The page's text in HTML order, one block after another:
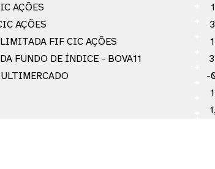
AÇÕES
AÇÕES
FIF CIC AÇÕES
FUNDO DE ÍNDICE - BOVA11
-